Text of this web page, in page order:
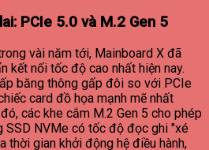
PCIe 5.0 và M.2 Gen 5
vài năm tới, Mainboard X đã
kết nối tốc độ cao nhất hiện nay.
băng thông gấp đôi so với PCIe
card đồ họa mạnh mẽ nhất
các khe cắm M.2 Gen 5 cho phép
SSD NVMe có tốc độ đọc ghi "xé
thời gian khởi động hệ điều hành,